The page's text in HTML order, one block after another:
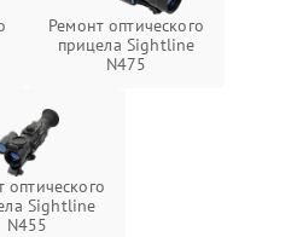
Ремонт оптического
прицела Sightline
N475
оптического
Sightline
N455